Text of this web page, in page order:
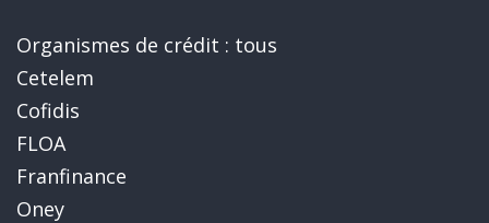
Organismes de crédit : tous
Cetelem
Cofidis
FLOA
Franfinance
Oney